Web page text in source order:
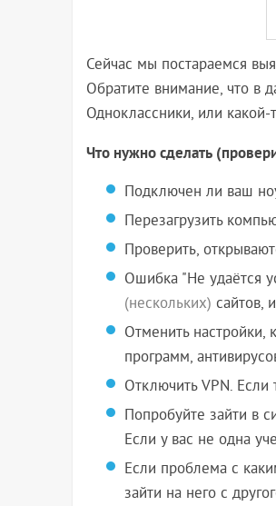
Сейчас мы постараемся
Обратите внимание, что в
Одноклассники, или
Что нужно сделать
Подключен ли ваш
Перезагрузить
Проверить,
Ошибка "Не удаётся
(нескольких) сайтов,
Отменить
программ,
Отключить VPN.
Попробуйте зайти в
Если у вас не одна
Если проблема с
зайти на него с